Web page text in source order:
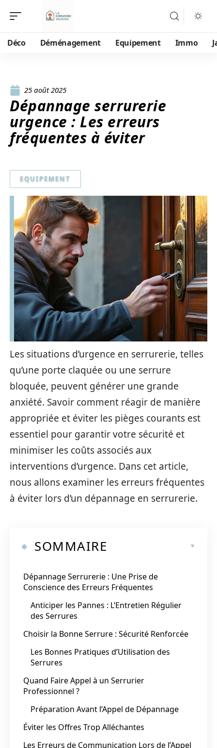
Déco Déménagement Equipement Immo
25 août 2025
Dépannage serrurerie
urgence : Les erreurs
fréquentes à éviter
EQUIPEMENT
Les situations d’urgence en serrurerie, telles
qu’une porte claquée ou une serrure
bloquée, peuvent générer une grande
anxiété. Savoir comment réagir de manière
appropriée et éviter les pièges courants est
essentiel pour garantir votre sécurité et
minimiser les coûts associés aux
interventions d’urgence. Dans cet article,
nous allons examiner les erreurs fréquentes
à éviter lors d’un dépannage en serrurerie.
SOMMAIRE
Dépannage Serrurerie : Une Prise de
Conscience des Erreurs Fréquentes
Anticiper les Pannes : L’Entretien Régulier
des Serrures
Choisir la Bonne Serrure : Sécurité Renforcée
Les Bonnes Pratiques d’Utilisation des
Serrures
Quand Faire Appel à un Serrurier
Professionnel ?
Préparation Avant l’Appel de Dépannage
Éviter les Offres Trop Alléchantes
Les Erreurs de Communication Lors de l’Appel